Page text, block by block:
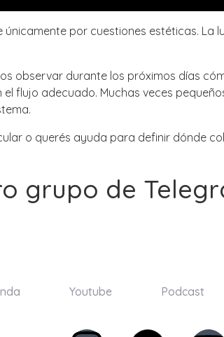
por cuestiones estéticas. La
observar durante los próximos días
flujo adecuado. Muchas veces
o querés ayuda para definir dónde
grupo de
Youtube Podcast